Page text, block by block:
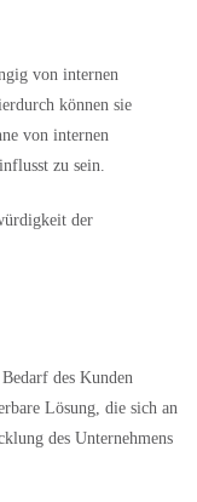
von internen
können sie
von internen
zu sein.
der
des Kunden
Lösung, die sich an
des Unternehmens